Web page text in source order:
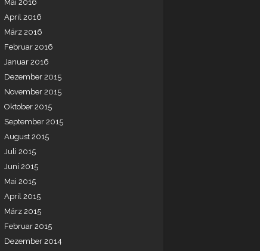
Mai 2016
April 2016
März 2016
Februar 2016
Januar 2016
Dezember 2015
November 2015
Oktober 2015
September 2015
August 2015
Juli 2015
Juni 2015
Mai 2015
April 2015
März 2015
Februar 2015
Dezember 2014